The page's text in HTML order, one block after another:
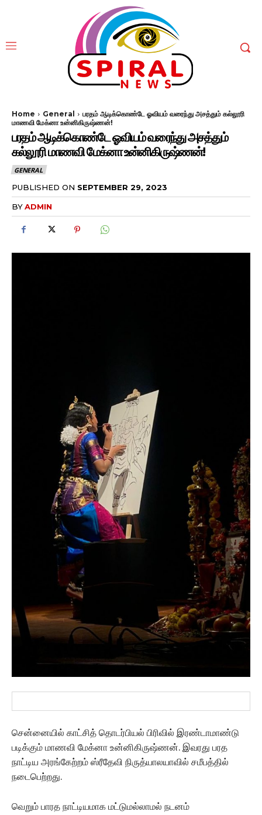
Home General
பரதம் ஆடிக்கொண்டே ஓவியம் வரைந்து அசத்தும் கல்லூரி
மாணவி மேக்னா உன்னிகிருஷ்ணன்!
பரதம் ஆடிக்கொண்டே ஓவியம் வரைந்து அசத்தும்
கல்லூரி மாணவி மேக்னா உன்னிகிருஷ்ணன்!
GENERAL
PUBLISHED ON SEPTEMBER 29, 2023
BYADMIN
சென்னையில் காட்சித் தொடர்பியல் பிரிவில் இரண்டாமாண்டு
படிக்கும் மாணவி மேக்னா உன்னிகிருஷ்ணன். இவரது பரத
நாட்டிய அரங்கேற்றம் ஸ்ரீதேவி நிருத்யாலயாவில் சமீபத்தில்
நடைபெற்றது.
வெறும் பாரத நாட்டியமாக மட்டுமல்லாமல் நடனம்